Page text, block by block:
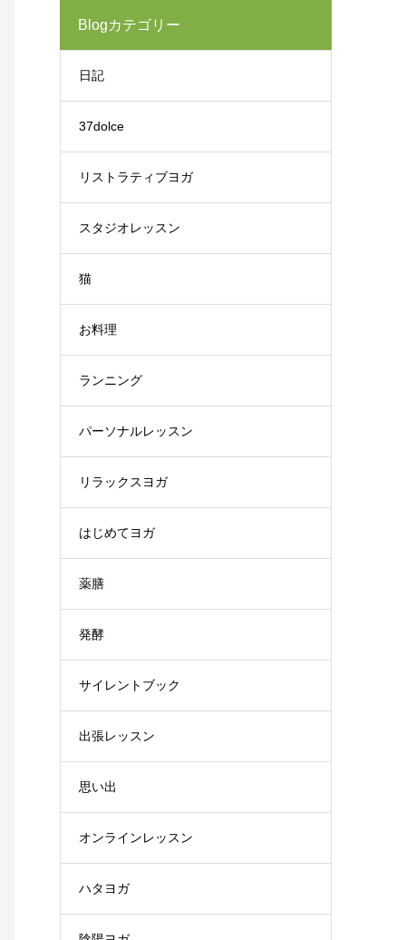
Blogカテゴリー
日記
37dolce
リストラティブヨガ
スタジオレッスン
猫
お料理
ランニング
パーソナルレッスン
リラックスヨガ
はじめてヨガ
薬膳
発酵
サイレントブック
出張レッスン
思い出
オンラインレッスン
ハタヨガ